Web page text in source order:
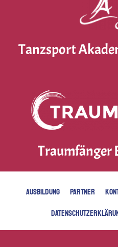
Tanzsport
Traumfänger
AUSBILDUNG PARTNER